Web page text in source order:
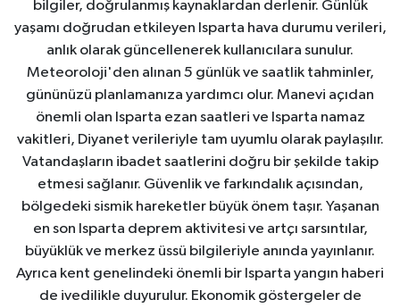
bilgiler, doğrulanmış kaynaklardan derlenir. Günlük
yaşamı doğrudan etkileyen Isparta hava durumu verileri,
anlık olarak güncellenerek kullanıcılara sunulur.
Meteoroloji'den alınan 5 günlük ve saatlik tahminler,
gününüzü planlamanıza yardımcı olur. Manevi açıdan
önemli olan Isparta ezan saatleri ve Isparta namaz
vakitleri, Diyanet verileriyle tam uyumlu olarak paylaşılır.
Vatandaşların ibadet saatlerini doğru bir şekilde takip
etmesi sağlanır. Güvenlik ve farkındalık açısından,
bölgedeki sismik hareketler büyük önem taşır. Yaşanan
en son Isparta deprem aktivitesi ve artçı sarsıntılar,
büyüklük ve merkez üssü bilgileriyle anında yayınlanır.
Ayrıca kent genelindeki önemli bir Isparta yangın haberi
de ivedilikle duyurulur. Ekonomik göstergeler de